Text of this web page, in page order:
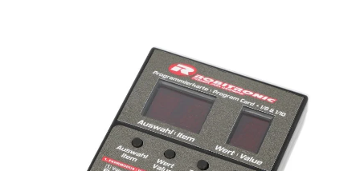
Außenläufer 3350kV · ECM Regler: Kompatibel mit TQ- und TQi Sendern, 2s LiPo-
Akkus · Leistungsmodus: Drei Fahrmodi für verschiedene Fahrstile · Kompatibilität:
Beibehaltung aller Standard-ECM-Funktionen, inkl. Pro-Scale LED
Beleuchtungssystem · Zubehör: Zwei Pro-Scale Beleuchtungsanschlüsse, zwei Servo-
Ausgänge Empfohlene Upgrades: · Metall-Achszahnräder (TRX-TRX9779) ·
Heavy-Duty Mittelkardanwellen (TRX-TRX9751) · Lang/kurzes 2-Gang-Getriebe
(TRX-TRX9891) · Portalachsen-Kit (TRX-TRX9843R) Mit dem TRX-4M Brushless
Power System 3350kV holen Sie sich die beste Leistung und eine verbesserte
Erfahrung in Ihrem Modellfahrzeug! Kein Fahrzeug im Lieferumfang enthalten!
Es handelt sich ausschließlich um das Brushless Power System (Motor +
Reglereinheit). ACHTUNG Nicht geeignet für Kinder unter 14 Jahren. Benutzung